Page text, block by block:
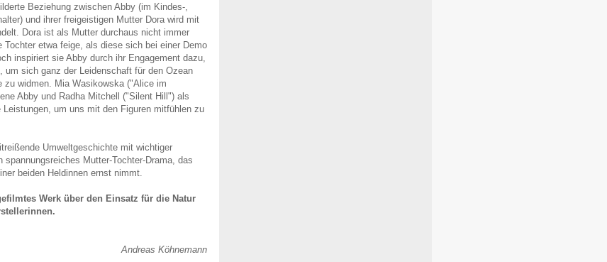
Beziehung zwischen Abby (im Kindes-,
und ihrer freigeistigen Mutter Dora wird mit
Dora ist als Mutter durchaus nicht immer
Tochter etwa feige, als diese sich bei einer Demo
inspiriert sie Abby durch ihr Engagement dazu,
um sich ganz der Leidenschaft für den Ozean
zu widmen. Mia Wasikowska ("Alice im
Abby und Radha Mitchell ("Silent Hill") als
Leistungen, um uns mit den Figuren mitfühlen zu
Umweltgeschichte mit wichtiger
spannungsreiches Mutter-Tochter-Drama, das
beiden Heldinnen ernst nimmt.
Werk über den Einsatz für die Natur
Andreas Köhnemann